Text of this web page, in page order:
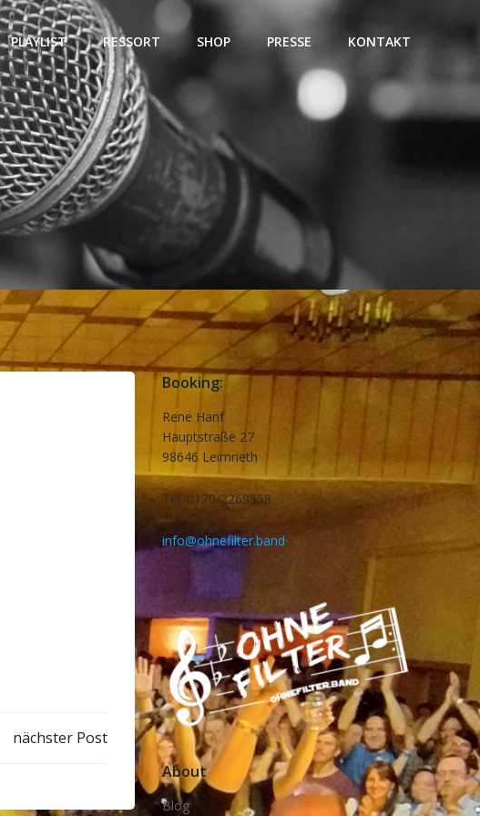
PLAYLIST RESSORT SHOP PRESSE KONTAKT
nächster Post
Booking:
Rene Hanf
Hauptstraße 27
98646 Leimrieth
Tel. 0170/2269558
info@ohnefilter.band
About
Blog